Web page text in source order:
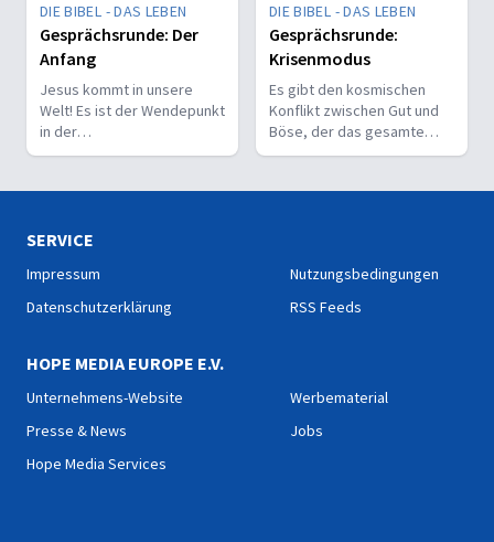
Barmherzigkeit über
starren,
menschengemachten
Regeln.
Gerechtigkeit und
Barmherzigkeit über
starren,
menschengemachten
Regeln.
DIE BIBEL - DAS LEBEN
Gesprächsrunde: Der
Anfang
Jesus kommt in unsere
Welt! Es ist der Wendepunkt
in der
Menschheitsgeschichte. Ein
Annahme und Erneuerung
DIE BIBEL - DAS LEBEN
Gesprächsrunde:
Krisenmodus
Es gibt den kosmischen
Konflikt zwischen Gut und
Böse, der das gesamte
Universum umspannt. Die
beschreiben nicht nur die
Ereignisse. Trotz der
Turbulenzen und Prüfungen
SERVICE
Impressum
Datenschutzerklärung
Nutzungsbedingungen
RSS Feeds
HOPE MEDIA EUROPE E.V.
Unternehmens-Website
Presse & News
Hope Media Services
Werbematerial
Jobs